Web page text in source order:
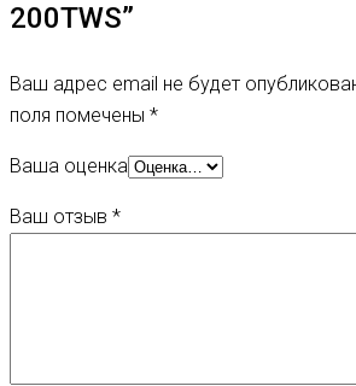
200TWS”
Ваш адрес email не будет
поля помечены *
Ваша оценка
Ваш отзыв *